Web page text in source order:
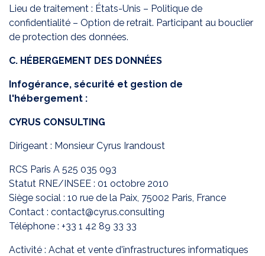
Lieu de traitement : États-Unis – Politique de
confidentialité – Option de retrait. Participant au bouclier
de protection des données.
C. HÉBERGEMENT DES DONNÉES
Infogérance, sécurité et gestion de
l'hébergement :
CYRUS CONSULTING
Dirigeant : Monsieur Cyrus Irandoust
RCS Paris A 525 035 093
Statut RNE/INSEE : 01 octobre 2010
Siège social : 10 rue de la Paix, 75002 Paris, France
Contact : contact@cyrus.consulting
Téléphone : +33 1 42 89 33 33
Activité : Achat et vente d'infrastructures informatiques